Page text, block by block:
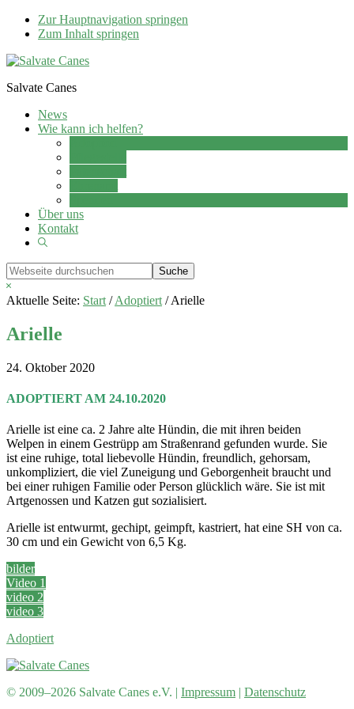
Zur Hauptnavigation springen
Zum Inhalt springen
Salvate Canes
News
Wie kann ich helfen?
Über uns
Kontakt
Show
Webseite
durchsuchen
Hide
Search
Aktuelle Seite: Start / Adoptiert /Arielle
Arielle
24. Oktober 2020
ADOPTIERT AM 24.10.2020
Arielle ist eine ca. 2 Jahre alte Hündin, die mit ihren beiden
Welpen in einem Gestrüpp am Straßenrand gefunden wurde. Sie
ist eine ruhige, total liebevolle Hündin, freundlich, gehorsam,
unkompliziert, die viel Zuneigung und Geborgenheit braucht und
bei einer ruhigen Familie oder Person glücklich wäre. Sie ist mit
Artgenossen und Katzen gut sozialisiert.
Arielle ist entwurmt, gechipt, geimpft, kastriert, hat eine SH von ca.
30 cm und ein Gewicht von 6,5 Kg.
bilder
Video 1
video 2
video 3
Adoptiert
© 2009–2026 Salvate Canes e.V. | Impressum | Datenschutz